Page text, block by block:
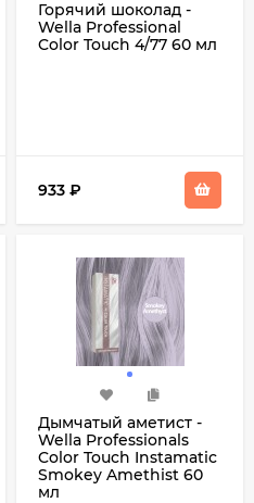
Горячий шоколад -
Wella Professional
Color Touch 4/77 60 мл
933 ₽
Дымчатый аметист -
Wella Professionals
Color Touch Instamatic
Smokey Amethist 60
мл